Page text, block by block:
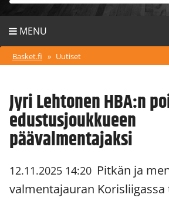
MENU
Basket.fi » Uutiset
Jyri Lehtonen HBA:n
edustusjoukkueen
päävalmentajaksi
12.11.2025 14:20 Pitkän ja
valmentajauran